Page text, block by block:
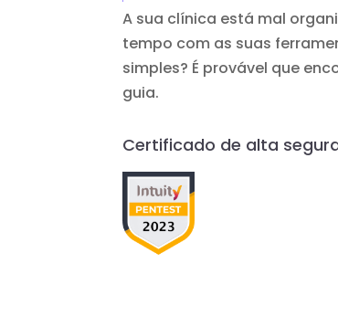
A sua clínica está mal
tempo com as suas
simples? É provável que
guia.
Certificado de alta